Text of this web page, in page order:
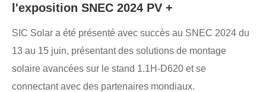
l'exposition SNEC 2024 PV +
SIC Solar a été présenté avec succès au SNEC 2024 du
13 au 15 juin, présentant des solutions de montage
solaire avancées sur le stand 1.1H-D620 et se
connectant avec des partenaires mondiaux.